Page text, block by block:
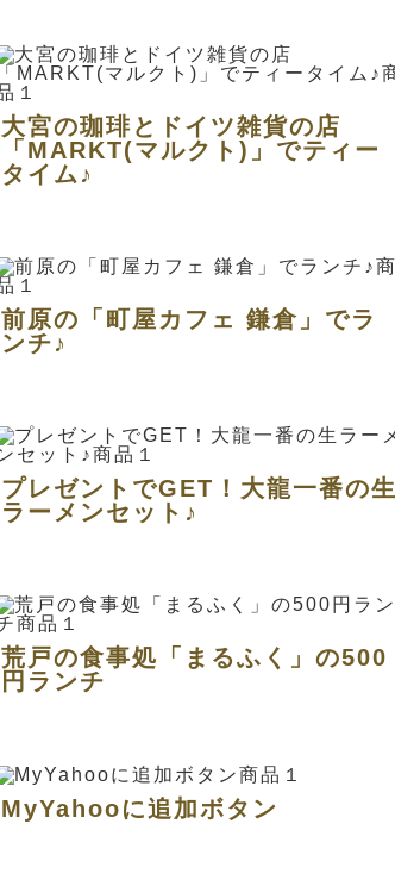
大宮の珈琲とドイツ雑貨の店
「MARKT(マルクト)」でティー
タイム♪
前原の「町屋カフェ 鎌倉」でラ
ンチ♪
プレゼントでGET！大龍一番の生
ラーメンセット♪
荒戸の食事処「まるふく」の500
円ランチ
MyYahooに追加ボタン